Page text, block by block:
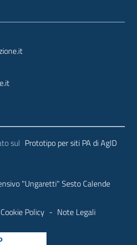
sul Prototipo per siti PA di AgID
"Ungaretti" Sesto Calende
Cookie Policy - Note Legali